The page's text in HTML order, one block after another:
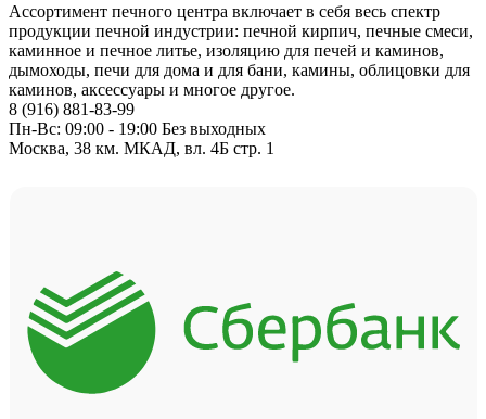
Ассортимент печного центра включает в себя весь спектр
продукции печной индустрии: печной кирпич, печные смеси,
каминное и печное литье, изоляцию для печей и каминов,
дымоходы, печи для дома и для бани, камины, облицовки для
каминов, аксессуары и многое другое.
8 (916) 881-83-99
Пн-Вс: 09:00 - 19:00 Без выходных
Москва, 38 км. МКАД, вл. 4Б стр. 1